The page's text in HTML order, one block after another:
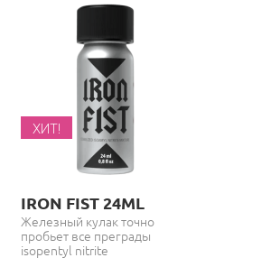
ХИТ!
IRON FIST 24ML
Железный кулак точно
пробьет все преграды
isopentyl nitrite